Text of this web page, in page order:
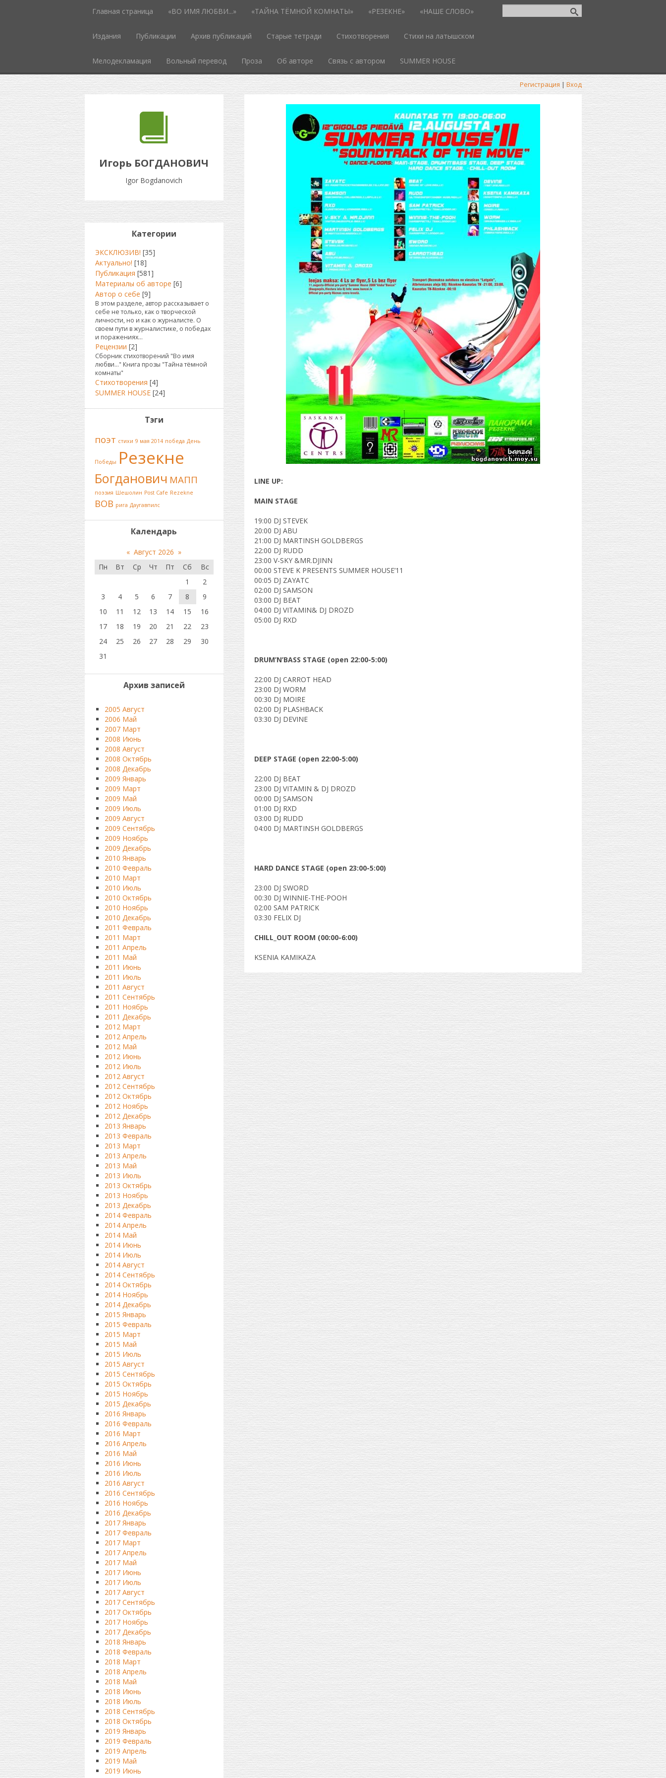
Главная страница «ВО ИМЯ ЛЮБВИ...» «ТАЙНА ТЁМНОЙ КОМНАТЫ» «РЕЗЕКНЕ» «НАШЕ СЛОВО»
Издания Публикации Архив публикаций Старые тетради Стихотворения Стихи на латышском
Мелодекламация Вольный перевод Проза Об авторе Связь с автором SUMMER HOUSE
Регистрация | Вход
Игорь БОГДАНОВИЧ
Igor Bogdanovich
LINE UP:
MAIN STAGE
19:00 DJ STEVEK
20:00 DJ ABU
21:00 DJ MARTINSH GOLDBERGS
22:00 DJ RUDD
23:00 V-SKY &MR.DJINN
00:00 STEVE K PRESENTS SUMMER HOUSE’11
00:05 DJ ZAYATC
02:00 DJ SAMSON
03:00 DJ BEAT
04:00 DJ VITAMIN& DJ DROZD
05:00 DJ RXD
DRUM’N’BASS STAGE (open 22:00-5:00)
22:00 DJ CARROT HEAD
23:00 DJ WORM
00:30 DJ MOIRE
02:00 DJ PLASHBACK
03:30 DJ DEVINE
DEEP STAGE (open 22:00-5:00)
22:00 DJ BEAT
23:00 DJ VITAMIN & DJ DROZD
00:00 DJ SAMSON
01:00 DJ RXD
03:00 DJ RUDD
04:00 DJ MARTINSH GOLDBERGS
HARD DANCE STAGE (open 23:00-5:00)
23:00 DJ SWORD
00:30 DJ WINNIE-THE-POOH
02:00 SAM PATRICK
03:30 FELIX DJ
CHILL_OUT ROOM (00:00-6:00)
KSENIA KAMIKAZA
Категории
ЭКСКЛЮЗИВ! [35]
Актуально! [18]
Публикация [581]
Материалы об авторе [6]
Автор о себе [9]
В этом разделе, автор рассказывает о
себе не только, как о творческой
личности, но и как о журналисте. О
своем пути в журналистике, о победах
и поражениях...
Рецензии [2]
Сборник стихотворений "Во имя
любви..." Книга прозы "Тайна тёмной
комнаты"
Стихотворения [4]
SUMMER HOUSE [24]
Тэги
поэт стихи 9 мая 2014 победа День
Победы Резекне
Богданович МАПП
поэзия Шешолин Post Cafe Rezekne
ВОВ рига Даугавпилс
Календарь
« Август 2026 »
Пн
Вт Ср Чт Пт Сб
Вс
1
2
3
4 5 6 7 8
9
10
11 12 13 14 15
16
17
18 19 20 21 22
23
24
25 26 27 28 29
30
31
Архив записей
2005 Август
2006 Май
2007 Март
2008 Июнь
2008 Август
2008 Октябрь
2008 Декабрь
2009 Январь
2009 Март
2009 Май
2009 Июль
2009 Август
2009 Сентябрь
2009 Ноябрь
2009 Декабрь
2010 Январь
2010 Февраль
2010 Март
2010 Июль
2010 Октябрь
2010 Ноябрь
2010 Декабрь
2011 Февраль
2011 Март
2011 Апрель
2011 Май
2011 Июнь
2011 Июль
2011 Август
2011 Сентябрь
2011 Ноябрь
2011 Декабрь
2012 Март
2012 Апрель
2012 Май
2012 Июнь
2012 Июль
2012 Август
2012 Сентябрь
2012 Октябрь
2012 Ноябрь
2012 Декабрь
2013 Январь
2013 Февраль
2013 Март
2013 Апрель
2013 Май
2013 Июль
2013 Октябрь
2013 Ноябрь
2013 Декабрь
2014 Февраль
2014 Апрель
2014 Май
2014 Июнь
2014 Июль
2014 Август
2014 Сентябрь
2014 Октябрь
2014 Ноябрь
2014 Декабрь
2015 Январь
2015 Февраль
2015 Март
2015 Май
2015 Июль
2015 Август
2015 Сентябрь
2015 Октябрь
2015 Ноябрь
2015 Декабрь
2016 Январь
2016 Февраль
2016 Март
2016 Апрель
2016 Май
2016 Июнь
2016 Июль
2016 Август
2016 Сентябрь
2016 Ноябрь
2016 Декабрь
2017 Январь
2017 Февраль
2017 Март
2017 Апрель
2017 Май
2017 Июнь
2017 Июль
2017 Август
2017 Сентябрь
2017 Октябрь
2017 Ноябрь
2017 Декабрь
2018 Январь
2018 Февраль
2018 Март
2018 Апрель
2018 Май
2018 Июнь
2018 Июль
2018 Сентябрь
2018 Октябрь
2019 Январь
2019 Февраль
2019 Апрель
2019 Май
2019 Июнь